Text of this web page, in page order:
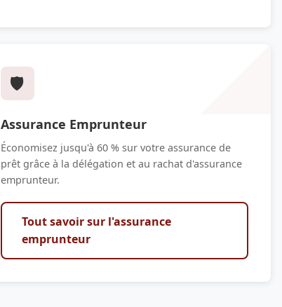
🛡️
Assurance Emprunteur
Économisez jusqu'à 60 % sur votre assurance de
prêt grâce à la délégation et au rachat d'assurance
emprunteur.
Tout savoir sur l'assurance
emprunteur